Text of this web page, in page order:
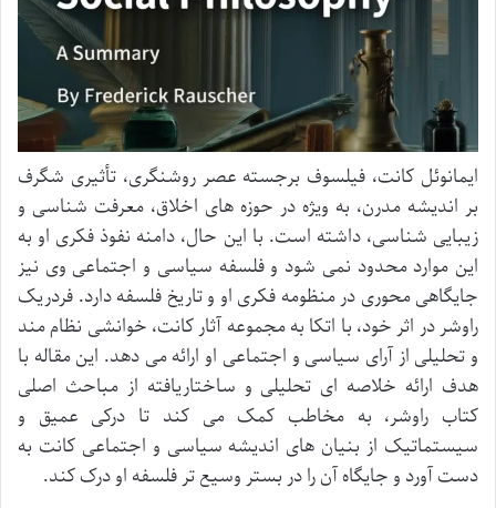
ایمانوئل کانت، فیلسوف برجسته عصر روشنگری، تأثیری شگرف
بر اندیشه مدرن، به ویژه در حوزه های اخلاق، معرفت شناسی و
زیبایی شناسی، داشته است. با این حال، دامنه نفوذ فکری او به
این موارد محدود نمی شود و فلسفه سیاسی و اجتماعی وی نیز
جایگاهی محوری در منظومه فکری او و تاریخ فلسفه دارد. فردریک
راوشر در اثر خود، با اتکا به مجموعه آثار کانت، خوانشی نظام مند
و تحلیلی از آرای سیاسی و اجتماعی او ارائه می دهد. این مقاله با
هدف ارائه خلاصه ای تحلیلی و ساختاریافته از مباحث اصلی
کتاب راوشر، به مخاطب کمک می کند تا درکی عمیق و
سیستماتیک از بنیان های اندیشه سیاسی و اجتماعی کانت به
دست آورد و جایگاه آن را در بستر وسیع تر فلسفه او درک کند.